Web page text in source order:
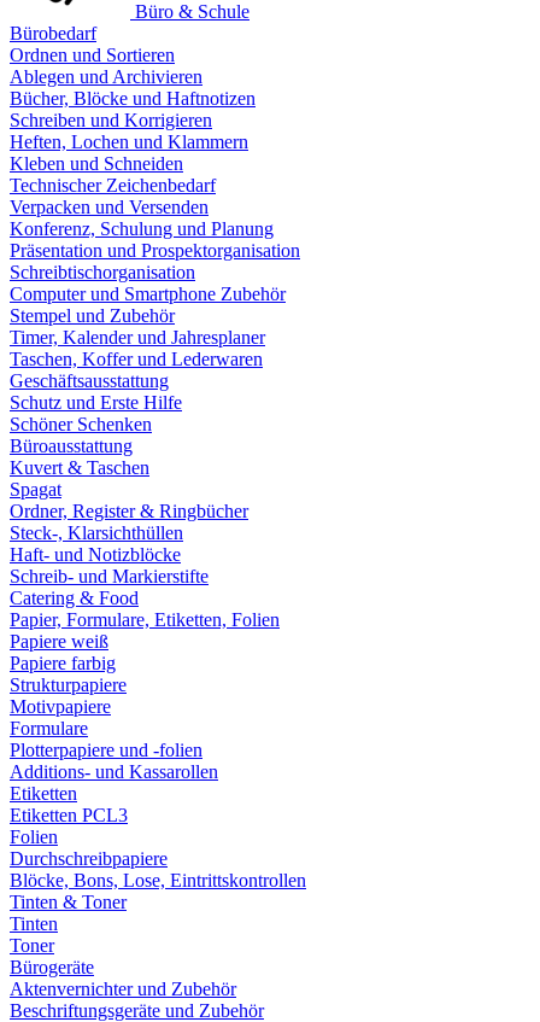
Büro & Schule
Bürobedarf
Ordnen und Sortieren
Ablegen und Archivieren
Bücher, Blöcke und Haftnotizen
Schreiben und Korrigieren
Heften, Lochen und Klammern
Kleben und Schneiden
Technischer Zeichenbedarf
Verpacken und Versenden
Konferenz, Schulung und Planung
Präsentation und Prospektorganisation
Schreibtischorganisation
Computer und Smartphone Zubehör
Stempel und Zubehör
Timer, Kalender und Jahresplaner
Taschen, Koffer und Lederwaren
Geschäftsausstattung
Schutz und Erste Hilfe
Schöner Schenken
Büroausstattung
Kuvert & Taschen
Spagat
Ordner, Register & Ringbücher
Steck-, Klarsichthüllen
Haft- und Notizblöcke
Schreib- und Markierstifte
Catering & Food
Papier, Formulare, Etiketten, Folien
Papiere weiß
Papiere farbig
Strukturpapiere
Motivpapiere
Formulare
Plotterpapiere und -folien
Additions- und Kassarollen
Etiketten
Etiketten PCL3
Folien
Durchschreibpapiere
Blöcke, Bons, Lose, Eintrittskontrollen
Tinten & Toner
Tinten
Toner
Bürogeräte
Aktenvernichter und Zubehör
Beschriftungsgeräte und Zubehör